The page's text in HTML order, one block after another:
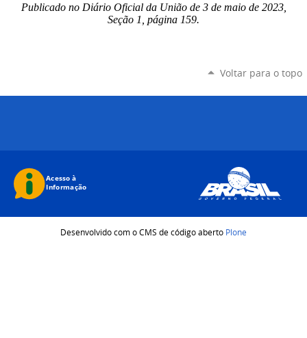
Publicado no Diário Oficial da União de 3 de maio de 2023,
Seção 1, página 159.
Voltar para o topo
Desenvolvido com o CMS de código aberto Plone